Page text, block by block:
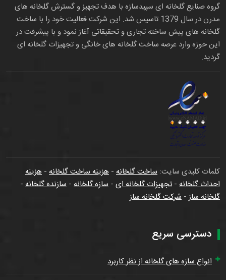
گروه صنایع گلخانه ای سپیدسازه با هدف تجهیز و گسترش گلخانه های
مدرن در سال 1379 تاسیس شد. این شرکت فعالیت خود را با ساخت
گلخانه های پیش ساخته تجاری و تحقیقاتی آغاز نمود و با پیشرفت در
این حوزه وارد عرصه ساخت گلخانه های خانگی و تجهیزات گلخانه ای
گردید.
کلمات کلیدی سایت: ساخت گلخانه - هزینه ساخت گلخانه - هزینه
احداث گلخانه - تجهیزات گلخانه ای - سازه گلخانه - سازنده گلخانه -
گلخانه ساز- شرکت گلخانه ساز
دسترسی سریع
انواع سازه های گلخانه از نظر کاربرد